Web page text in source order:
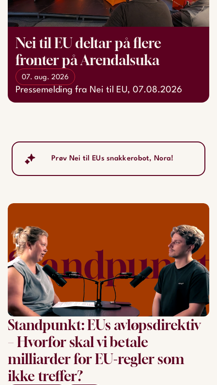
Nei til EU deltar på flere
fronter på Arendalsuka
07. aug. 2026
Pressemelding fra Nei til EU, 07.08.2026
Standpunkt: EUs avløpsdirektiv
– Hvorfor skal vi betale
milliarder for EU-regler som
ikke treffer?